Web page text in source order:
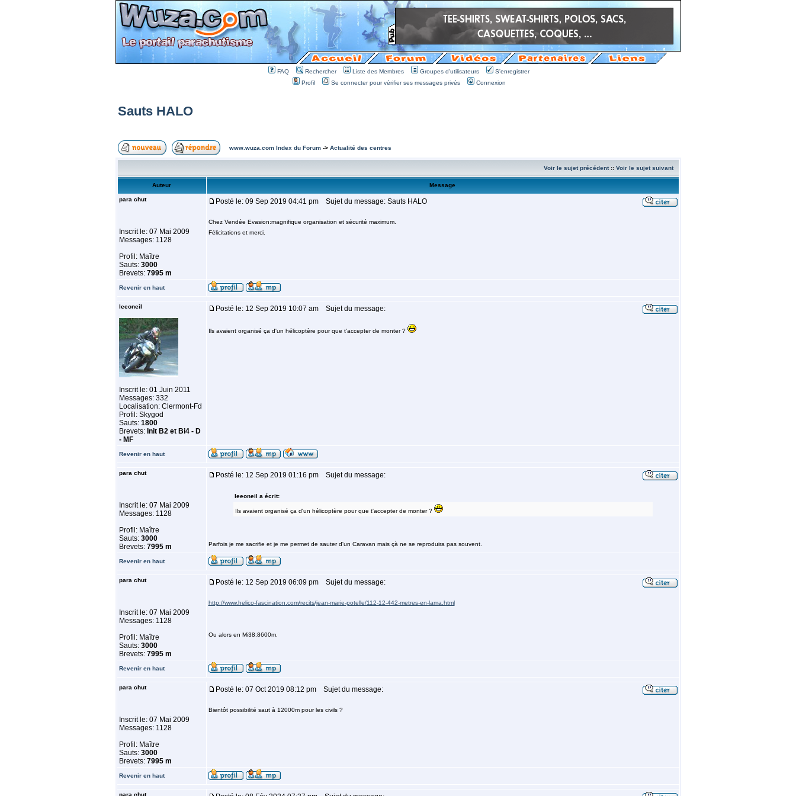
FAQ Rechercher Liste des Membres Groupes d'utilisateurs
S'enregistrer
Profil
Se connecter pour vérifier ses messages privés Connexion
Sauts HALO
www.wuza.com Index du Forum-> Actualité des centres
Voir le sujet précédent:: Voir le sujet suivant
Auteur Message
para chut
Inscrit le: 07 Mai 2009
Messages: 1128
Profil: Maître
Sauts: 3000
Brevets: 7995 m
Posté le: 09 Sep 2019 04:41 pm Sujet du message: Sauts HALO
Chez Vendée Evasion:magnifique organisation et sécurité maximum.
Félicitations et merci.
Revenir en haut
leeoneil
Inscrit le: 01 Juin 2011
Messages: 332
Localisation: Clermont-Fd
Profil: Skygod
Sauts: 1800
Brevets: Init B2 et Bi4 - D
- MF
Posté le: 12 Sep 2019 10:07 am Sujet du message:
Ils avaient organisé ça d'un hélicoptère pour que t'accepter de monter ?
Revenir en haut
para chut
Inscrit le: 07 Mai 2009
Messages: 1128
Profil: Maître
Sauts: 3000
Brevets: 7995 m
Posté le: 12 Sep 2019 01:16 pm Sujet du message:
leeoneil a écrit:
Ils avaient organisé ça d'un hélicoptère pour que t'accepter de monter ?
Parfois je me sacrifie et je me permet de sauter d'un Caravan mais çà ne se reproduira pas souvent.
Revenir en haut
para chut
Inscrit le: 07 Mai 2009
Messages: 1128
Profil: Maître
Sauts: 3000
Brevets: 7995 m
Posté le: 12 Sep 2019 06:09 pm Sujet du message:
http://www.helico-fascination.com/recits/jean-marie-potelle/112-12-442-metres-en-lama.html
Ou alors en Mi38:8600m.
Revenir en haut
para chut
Inscrit le: 07 Mai 2009
Messages: 1128
Profil: Maître
Sauts: 3000
Brevets: 7995 m
Posté le: 07 Oct 2019 08:12 pm Sujet du message:
Bientôt possibilité saut à 12000m pour les civils ?
Revenir en haut
para chut